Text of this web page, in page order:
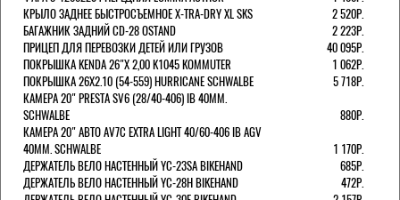
КРЫЛО ЗАДНЕЕ БЫСТРОСЪЕМНОЕ X-TRA-DRY XL SKS
2 520Р.
БАГАЖНИК ЗАДНИЙ CD-28 OSTAND
2 223Р.
ПРИЦЕП ДЛЯ ПЕРЕВОЗКИ ДЕТЕЙ ИЛИ ГРУЗОВ
40 095Р.
ПОКРЫШКА KENDA 26"Х 2,00 K1045 KOMMUTER
1 062Р.
ПОКРЫШКА 26X2.10 (54-559) HURRICANE SCHWALBE
5 718Р.
КАМЕРА 20" PRESTA SV6 (28/40-406) IB 40MM.
SCHWALBE
880Р.
КАМЕРА 20" АВТО AV7C EXTRA LIGHT 40/60-406 IB AGV
40MM. SCHWALBE
1 170Р.
ДЕРЖАТЕЛЬ ВЕЛО НАСТЕННЫЙ YC-23SA BIKEHAND
685Р.
ДЕРЖАТЕЛЬ ВЕЛО НАСТЕННЫЙ YC-28H BIKEHAND
472Р.